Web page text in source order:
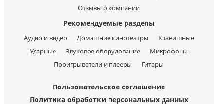
Отзывы о компании
Рекомендуемые разделы
Аудио и видео Домашние кинотеатры
Клавишные
Ударные
Звуковое оборудование
Микрофоны
Проигрыватели и плееры
Гитары
Пользовательское соглашение
Политика обработки персональных данных